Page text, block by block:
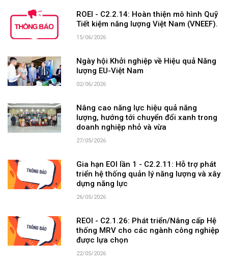
ROEI - C2.2.14: Hoàn thiện mô hình Quỹ
Tiết kiệm năng lượng Việt Nam (VNEEF).
15/06/2026
Ngày hội Khởi nghiệp về Hiệu quả Năng
lượng EU-Việt Nam
02/06/2026
Nâng cao năng lực hiệu quả năng
lượng, hướng tới chuyển đổi xanh trong
doanh nghiệp nhỏ và vừa
27/05/2026
Gia hạn EOI lần 1 - C2.2.11: Hỗ trợ phát
triển hệ thống quản lý năng lượng và xây
dựng năng lực
26/05/2026
REOI - C2.1.26: Phát triển/Nâng cấp Hệ
thống MRV cho các ngành công nghiệp
được lựa chọn
22/05/2026